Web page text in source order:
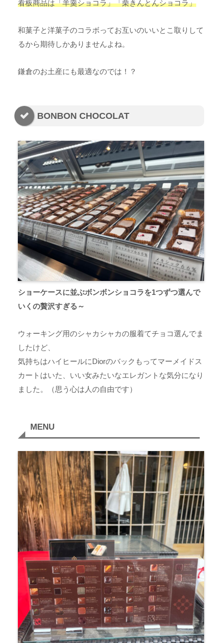
看板商品は「羊羹ショコラ」「栗きんとんショコラ」
和菓子と洋菓子のコラボってお互いのいいとこ取りして
るから期待しかありませんよね。
鎌倉のお土産にも最適なのでは！？
BONBON CHOCOLAT
ショーケースに並ぶボンボンショコラを1つずつ選んで
いくの贅沢すぎる～
ウォーキング用のシャカシャカの服着てチョコ選んでま
したけど、
気持ちはハイヒールにDiorのバックもってマーメイドス
カートはいた、いい女みたいなエレガントな気分になり
ました。（思う心は人の自由です）
MENU